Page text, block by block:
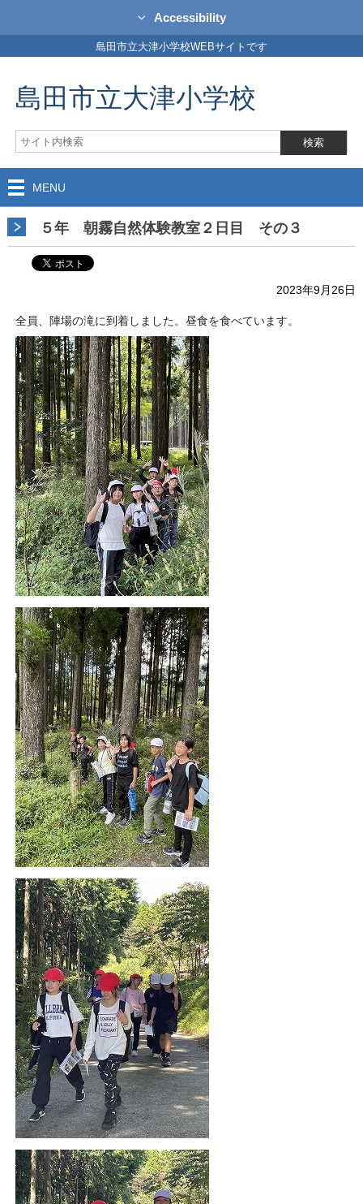
Accessibility
島田市立大津小学校WEBサイトです
島田市立大津小学校
MENU
５年 朝霧自然体験教室２日目 その３
2023年9月26日
全員、陣場の滝に到着しました。昼食を食べています。